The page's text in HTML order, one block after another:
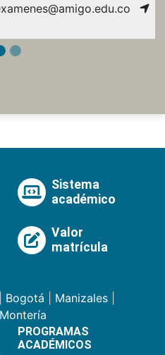
Sistema
académico
Valor
matrícula
Bogotá Manizales
Montería
PROGRAMAS
ACADÉMICOS